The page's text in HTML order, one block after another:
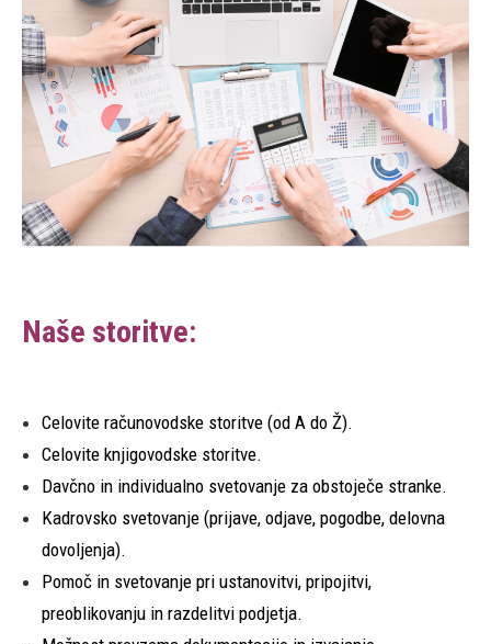
Naše storitve:
Celovite računovodske storitve (od A do Ž).
Celovite knjigovodske storitve.
Davčno in individualno svetovanje za obstoječe stranke.
Kadrovsko svetovanje (prijave, odjave, pogodbe, delovna
dovoljenja).
Pomoč in svetovanje pri ustanovitvi, pripojitvi,
preoblikovanju in razdelitvi podjetja.